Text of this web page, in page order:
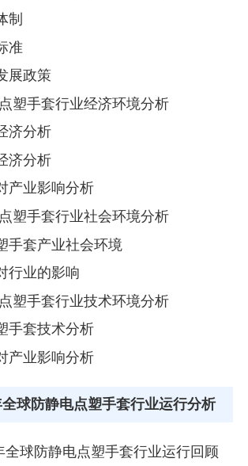
制
准
展政策
塑手套行业经济环境分析
济分析
济分析
产业影响分析
塑手套行业社会环境分析
手套产业社会环境
行业的影响
塑手套行业技术环境分析
手套技术分析
产业影响分析
球防静电点塑手套行业运行分析
球防静电点塑手套行业运行回顾